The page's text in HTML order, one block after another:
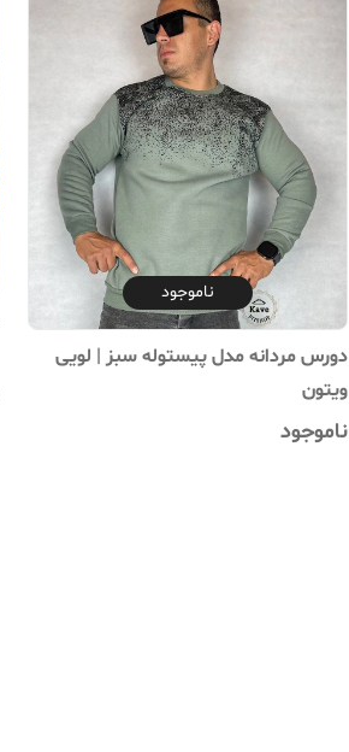
ناموجود
دورس مردانه مدل پیستوله سبز | لویی
ویتون
ناموجود